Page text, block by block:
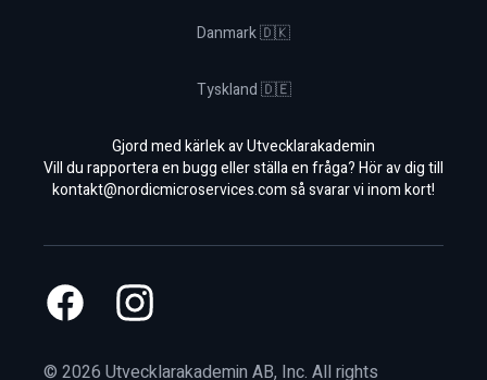
Danmark 🇩🇰
Tyskland 🇩🇪
Gjord med kärlek av Utvecklarakademin
Vill du rapportera en bugg eller ställa en fråga? Hör av dig till
kontakt@nordicmicroservices.comså svarar vi inom kort!
FacebookInstagram
© 2026 Utvecklarakademin AB, Inc. All rights